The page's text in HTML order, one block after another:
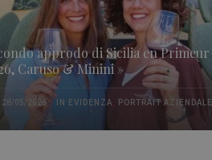
approdo di Sicilia en Primeur
Caruso & Minini »
28/05/2026 IN EVIDENZA PORTRAIT AZIENDALE